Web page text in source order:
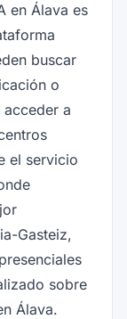
en Álava es
buscar
o
a
el servicio
Gasteiz,
sobre
Álava.